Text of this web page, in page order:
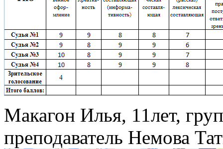
Макагон Илья, 11лет,
преподаватель Немова